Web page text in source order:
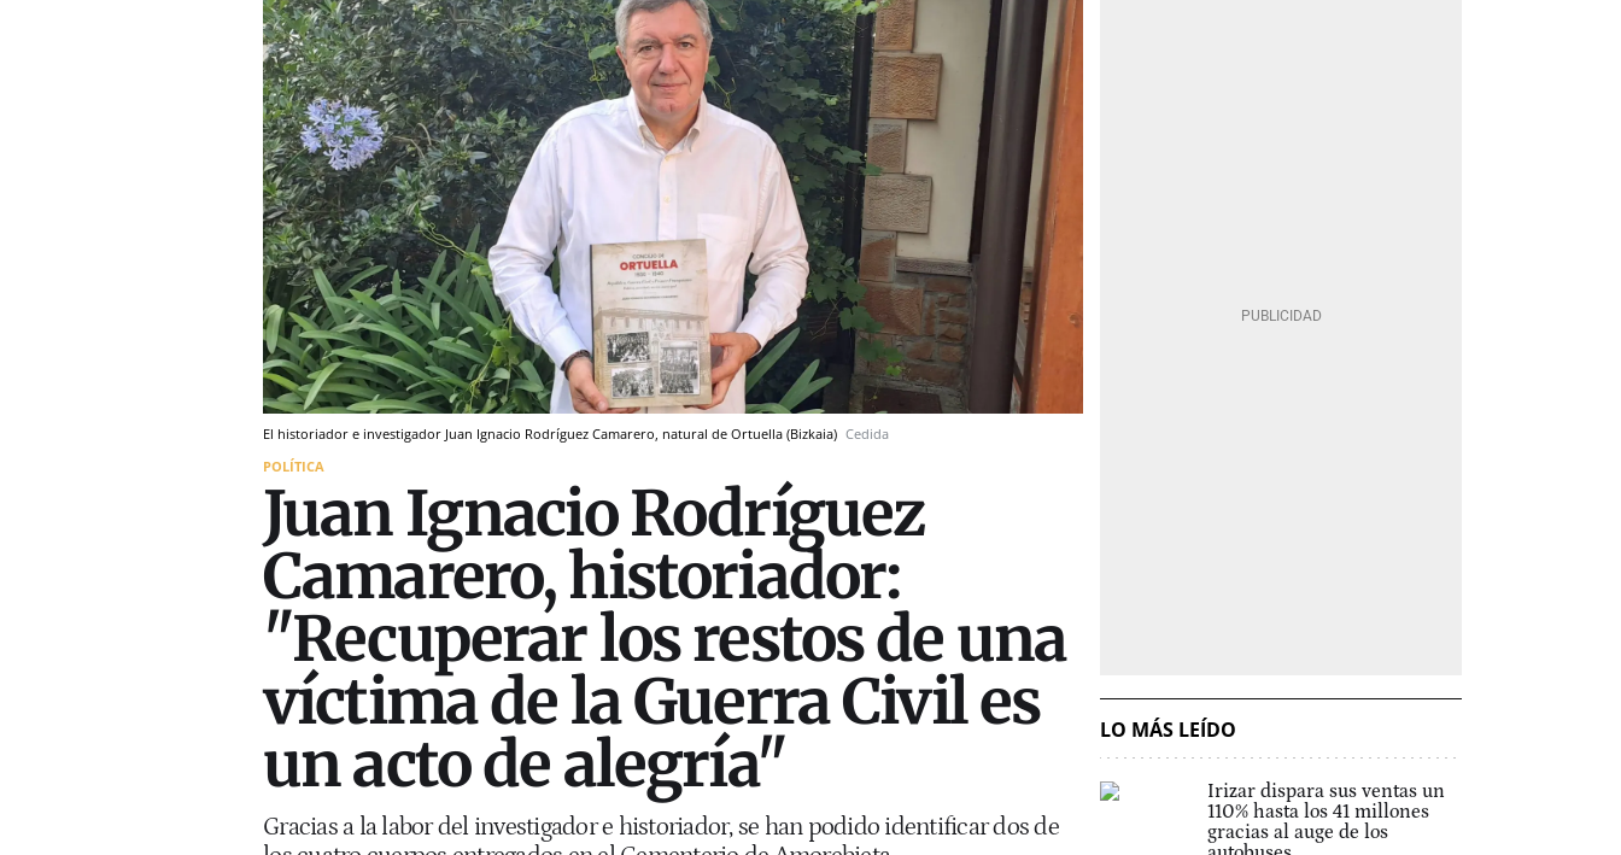
El historiador e investigador Juan Ignacio Rodríguez Camarero, natural de Ortuella (Bizkaia) Cedida
POLÍTICA
Juan Ignacio Rodríguez
Camarero, historiador:
"Recuperar los restos de una
víctima de la Guerra Civil es
un acto de alegría"
Gracias a la labor del investigador e historiador, se han podido identificar dos de
LO MÁS LEÍDO
Irizar dispara sus ventas un
110% hasta los 41 millones
gracias al auge de los